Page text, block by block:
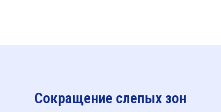
Сокращение слепых зон